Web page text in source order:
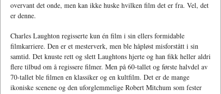
overvant det onde, men kan ikke huske hvilken film det er fra. Vel, det
er denne.
Charles Laughton regisserte kun én film i sin ellers formidable
filmkarriere. Den er et mesterverk, men ble håpløst misforstått i sin
samtid. Det knuste rett og slett Laughtons hjerte og han fikk heller aldri
flere tilbud om å regissere filmer. Men på 60-tallet og første halvdel av
70-tallet ble filmen en klassiker og en kultfilm. Det er de mange
ikoniske scenene og den uforglemmelige Robert Mitchum som fester